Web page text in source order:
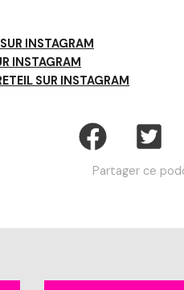
INSTAGRAM
INSTAGRAM
SUR INSTAGRAM
Partager ce